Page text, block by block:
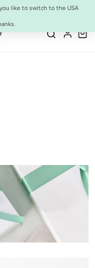
like to switch to the USA
Sommer-Set